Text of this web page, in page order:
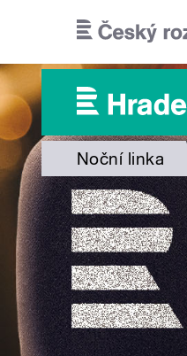
Noční linka